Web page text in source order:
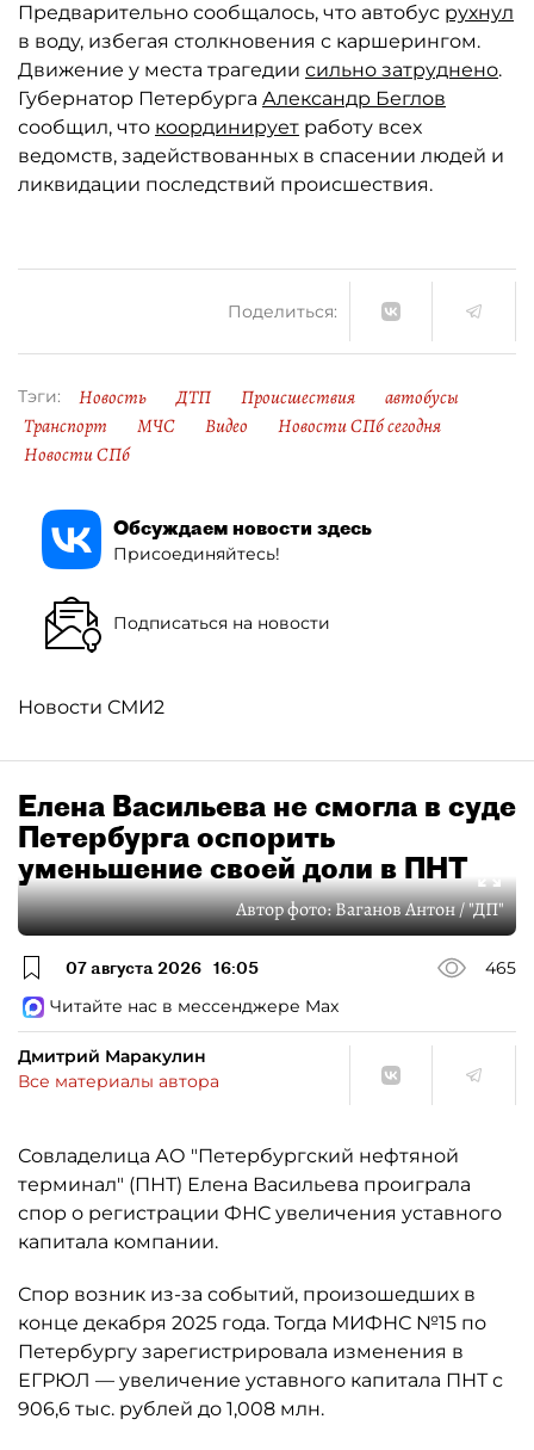
Предварительно сообщалось, что автобус рухнул
в воду, избегая столкновения с каршерингом.
Движение у места трагедии сильно затруднено.
Губернатор Петербурга Александр Беглов
сообщил, что координирует работу всех
ведомств, задействованных в спасении людей и
ликвидации последствий происшествия.
Поделиться:
Тэги: Новость ДТП Происшествия
автобусы
Транспорт
МЧС Видео
Новости СПб сегодня
Новости СПб
Обсуждаем новости здесь
Присоединяйтесь!
Подписаться на новости
Новости СМИ2
Елена Васильева не смогла в суде
Петербурга оспорить
уменьшение своей доли в ПНТ
Автор фото:Ваганов Антон / "ДП"
07 августа 2026 16:05
465
Читайте нас в мессенджере Max
Дмитрий Маракулин
Все материалы автора
Совладелица АО "Петербургский нефтяной
терминал" (ПНТ) Елена Васильева проиграла
спор о регистрации ФНС увеличения уставного
капитала компании.
Спор возник из-за событий, произошедших в
конце декабря 2025 года. Тогда МИФНС №15 по
Петербургу зарегистрировала изменения в
ЕГРЮЛ — увеличение уставного капитала ПНТ с
906,6 тыс. рублей до 1,008 млн.